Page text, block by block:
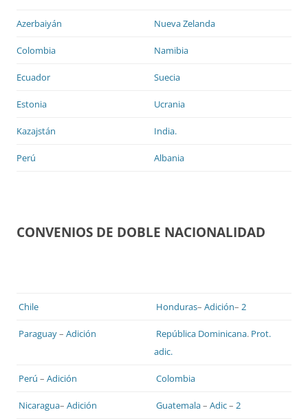
Azerbaiyán Nueva Zelanda
Colombia Namibia
Ecuador Suecia
Estonia Ucrania
Kazajstán India.
Perú Albania
CONVENIOS DE DOBLE NACIONALIDAD
Chile Honduras– Adición– 2
Paraguay– Adición República Dominicana. Prot.
adic.
Perú – Adición Colombia
Nicaragua– Adición Guatemala– Adic– 2